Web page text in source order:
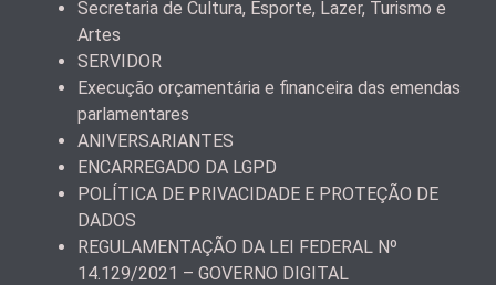
Secretaria de Cultura, Esporte, Lazer, Turismo e
Artes
SERVIDOR
Execução orçamentária e financeira das emendas
parlamentares
ANIVERSARIANTES
ENCARREGADO DA LGPD
POLÍTICA DE PRIVACIDADE E PROTEÇÃO DE
DADOS
REGULAMENTAÇÃO DA LEI FEDERAL Nº
14.129/2021 – GOVERNO DIGITAL